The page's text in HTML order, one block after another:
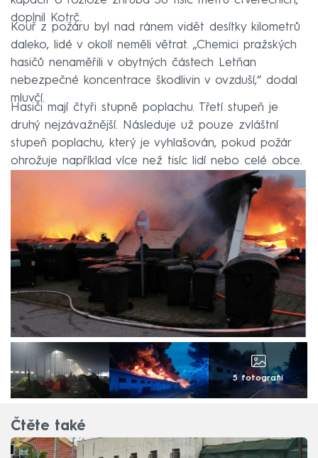
doplnil Kotrč.
Kouř z požáru byl nad ránem vidět desítky kilometrů
daleko, lidé v okolí neměli větrat. „Chemici pražských
hasičů nenaměřili v obytných částech Letňan
nebezpečné koncentrace škodlivin v ovzduší,“ dodal
mluvčí.
Hasiči mají čtyři stupně poplachu. Třetí stupeň je
druhý nejzávažnější. Následuje už pouze zvláštní
stupeň poplachu, který je vyhlašován, pokud požár
ohrožuje například více než tisíc lidí nebo celé obce.
5 fotografií
Čtěte také